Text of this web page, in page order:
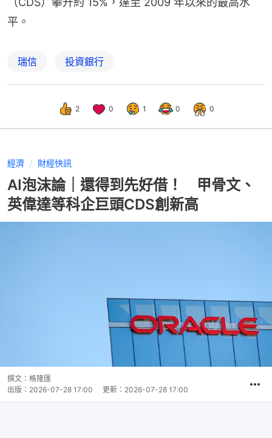
平。
瑞信 投資銀行
2 0 1 0 0
經濟 財經快訊
AI泡沫論｜還得到先好借！ 甲骨文、
英偉達等科企巨頭CDS創新高
撰文： 格隆匯
出版： 2026-07-28 17:00 更新： 2026-07-28 17:00